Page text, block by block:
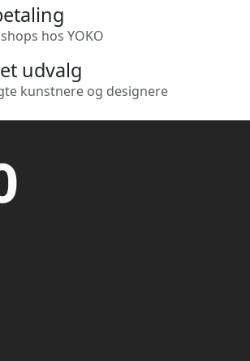
hos YOKO
udvalg
kunstnere og designere